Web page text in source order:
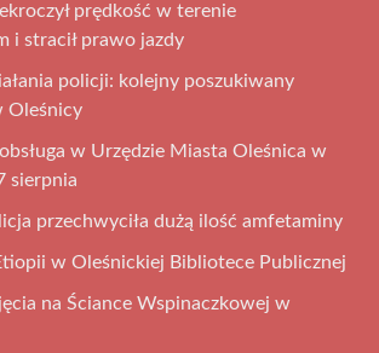
prędkość w terenie
i stracił prawo jazdy
policji: kolejny poszukiwany
Oleśnicy
w Urzędzie Miasta Oleśnica w
sierpnia
przechwyciła dużą ilość amfetaminy
w Oleśnickiej Bibliotece Publicznej
na Ściance Wspinaczkowej w